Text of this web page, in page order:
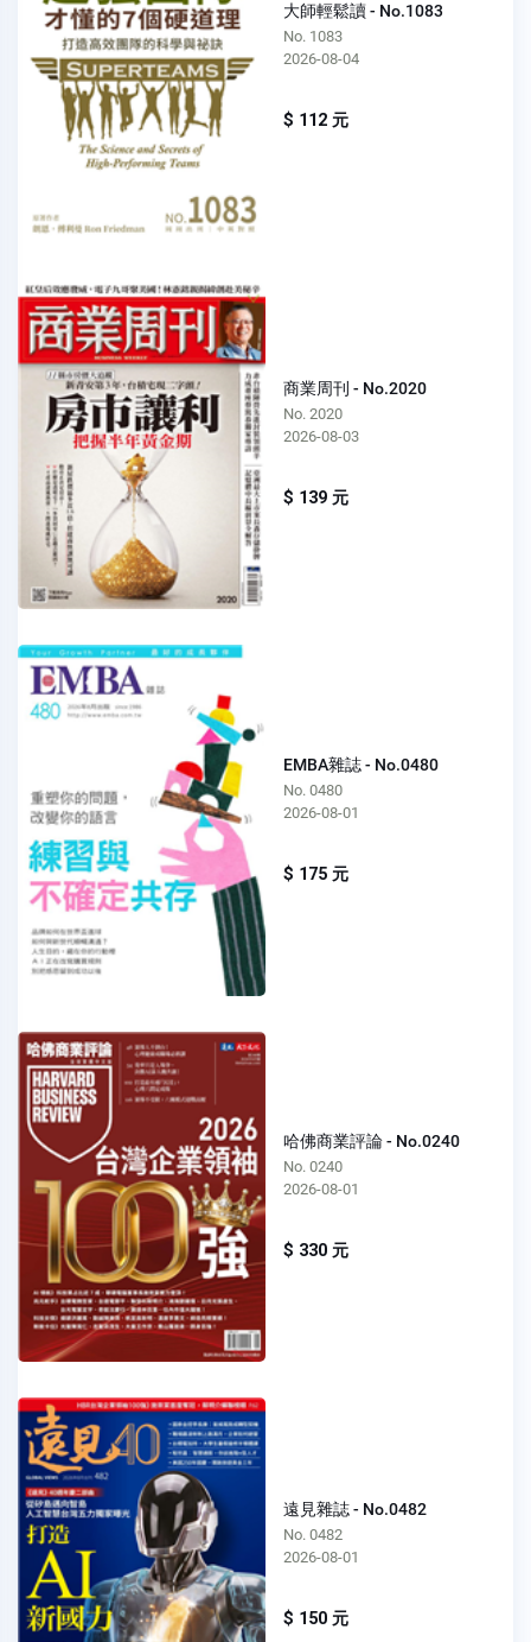
大師輕鬆讀 - No.1083
No. 1083
2026-08-04
$ 112 元
商業周刊 - No.2020
No. 2020
2026-08-03
$ 139 元
EMBA雜誌 - No.0480
No. 0480
2026-08-01
$ 175 元
哈佛商業評論 - No.0240
No. 0240
2026-08-01
$ 330 元
遠見雜誌 - No.0482
No. 0482
2026-08-01
$ 150 元